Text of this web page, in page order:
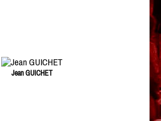
Jean GUICHET